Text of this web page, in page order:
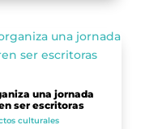
EL TANQUE
una jornada
ser escritoras
culturales